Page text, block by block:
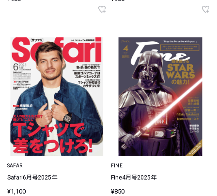
SAFARI
Safari6月号2025年
¥1,100
FINE
Fine4月号2025年
¥850